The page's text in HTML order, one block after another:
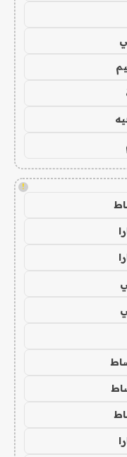
!